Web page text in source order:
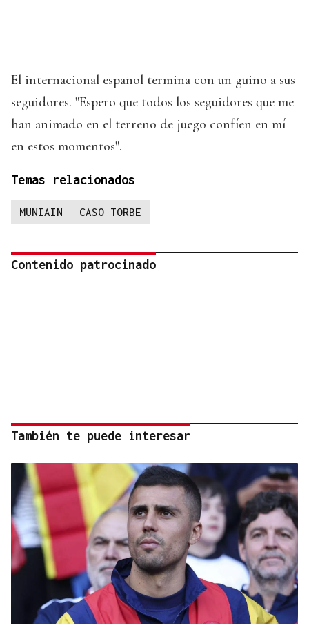
El internacional español termina con un guiño a sus
seguidores. "Espero que todos los seguidores que me
han animado en el terreno de juego confíen en mí
en estos momentos".
Temas relacionados
MUNIAIN CASO TORBE
Contenido patrocinado
También te puede interesar